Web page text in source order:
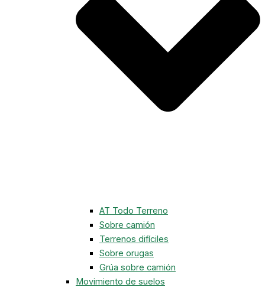
AT Todo Terreno
Sobre camión
Terrenos difíciles
Sobre orugas
Grúa sobre camión
Movimiento de suelos